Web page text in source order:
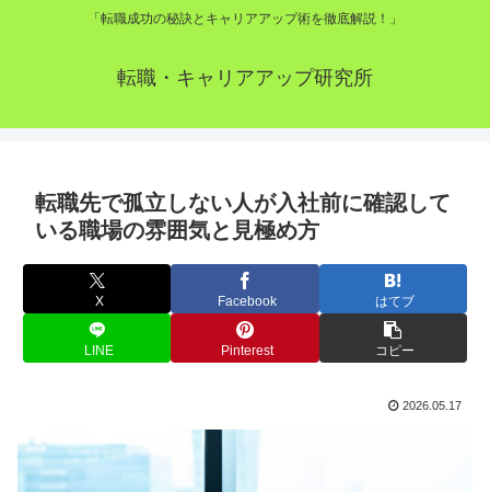
「転職成功の秘訣とキャリアアップ術を徹底解説！」
転職・キャリアアップ研究所
転職先で孤立しない人が入社前に確認して
いる職場の雰囲気と見極め方
X Facebook はてブ
LINE Pinterest コピー
2026.05.17